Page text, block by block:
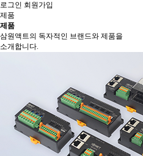
로그인 회원가입
제품
제품
삼원액트의 독자적인 브랜드와 제품을
소개합니다.